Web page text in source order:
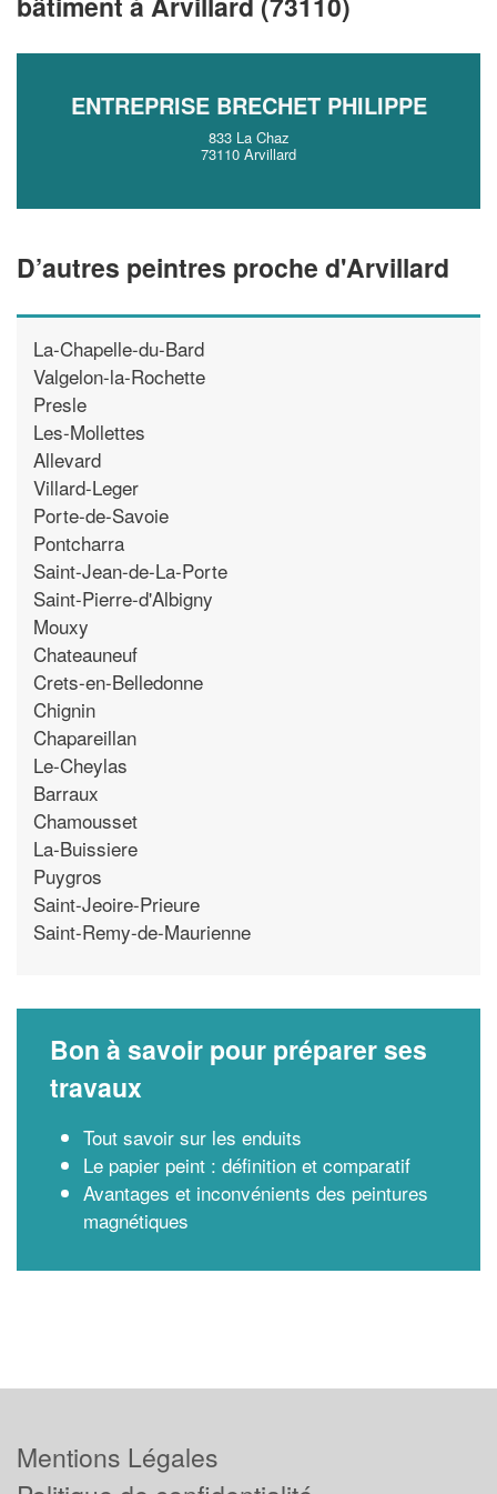
ENTREPRISE BRECHET PHILIPPE
833 La Chaz
73110 Arvillard
D’autres peintres proche d'Arvillard
La-Chapelle-du-Bard
Valgelon-la-Rochette
Presle
Les-Mollettes
Allevard
Villard-Leger
Porte-de-Savoie
Pontcharra
Saint-Jean-de-La-Porte
Saint-Pierre-d'Albigny
Mouxy
Chateauneuf
Crets-en-Belledonne
Chignin
Chapareillan
Le-Cheylas
Barraux
Chamousset
La-Buissiere
Puygros
Saint-Jeoire-Prieure
Saint-Remy-de-Maurienne
Bon à savoir pour préparer ses
travaux
Tout savoir sur les enduits
Le papier peint : définition et comparatif
Avantages et inconvénients des peintures
magnétiques
vos margestout en gagnant
En savoir plus
Mentions Légales